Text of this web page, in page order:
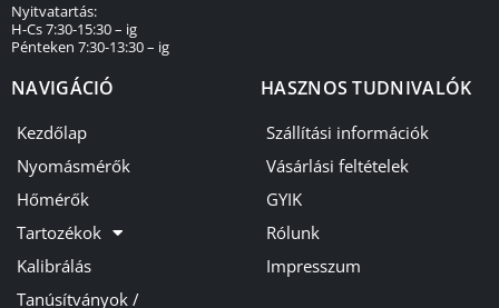
Nyitvatartás:
H-Cs 7:30-15:30 – ig
Pénteken 7:30-13:30 – ig
NAVIGÁCIÓ
Kezdőlap
Nyomásmérők
Hőmérők
Tartozékok
Kalibrálás
Tanúsítványok /
HASZNOS TUDNIVALÓK
Szállítási információk
Vásárlási feltételek
GYIK
Rólunk
Impresszum